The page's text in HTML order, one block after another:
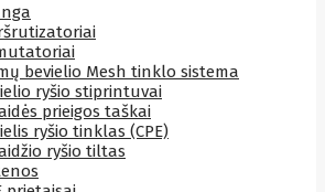
bevielio Mesh tinklo sistema
ryšio stiprintuvai
prieigos taškai
ryšio tinklas (CPE)
ryšio tiltas